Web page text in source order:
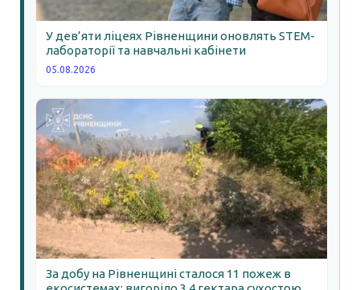
У дев’яти ліцеях Рівненщини оновлять STEM-
лабораторії та навчальні кабінети
05.08.2026
За добу на Рівненщині сталося 11 пожеж в